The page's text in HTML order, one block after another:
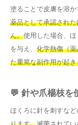
塗ることで皮膚を溶か
薬品として承認され
ん。使用した場合、
を与え、 化学熱傷（
た重篤な副作用が起
💬 針や爪楊枝を
ほくろに針を刺すなど